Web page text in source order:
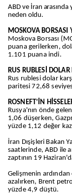
ABD ve İran arasında yapılan mutabakat Rus piyasalarında düşüşe
neden oldu.
MOSKOVA BORSASI
Moskova Borsası
puana gerilerken,
1.101 puana indi.
RUS RUBLESİ
Rus rublesi dolar
paritesi 72,68
ROSNEFT’İN
Rusya'nın önde
1,06 düşerken,
yüzde 1,12 değer
İran Dışişleri Bakan
saatlerinde, ABD ile
zaptının 19
Gelişmenin
azalırken, Brent
yüzde 4,9 düştü.